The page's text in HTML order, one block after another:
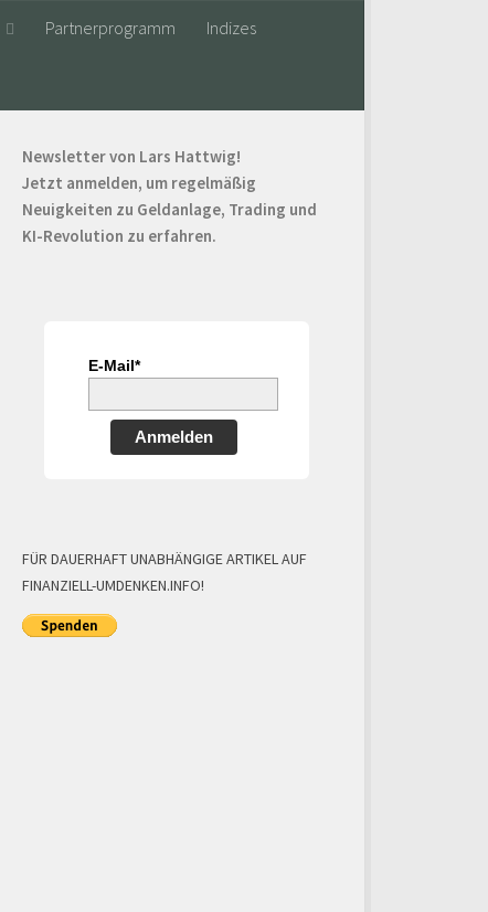
Partnerprogramm Indizes
Newsletter von Lars Hattwig!
Jetzt anmelden, um regelmäßig
Neuigkeiten zu Geldanlage, Trading und
KI-Revolution zu erfahren.
E-Mail*
Anmelden
FÜR DAUERHAFT UNABHÄNGIGE ARTIKEL AUF
FINANZIELL-UMDENKEN.INFO!